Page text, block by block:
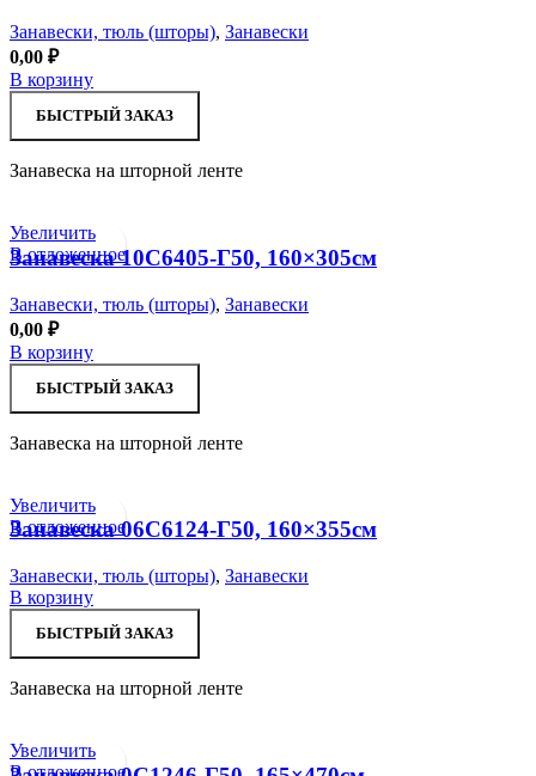
Занавески, тюль (шторы), Занавески
0,00 ₽
В корзину
БЫСТРЫЙ ЗАКАЗ
Занавеска на шторной ленте
Увеличить
В отложенное
Занавеска 10С6405-Г50, 160×305см
Занавески, тюль (шторы), Занавески
0,00 ₽
В корзину
БЫСТРЫЙ ЗАКАЗ
Занавеска на шторной ленте
Увеличить
В отложенное
Занавеска 06С6124-Г50, 160×355см
Занавески, тюль (шторы), Занавески
В корзину
БЫСТРЫЙ ЗАКАЗ
Занавеска на шторной ленте
Увеличить
В отложенное